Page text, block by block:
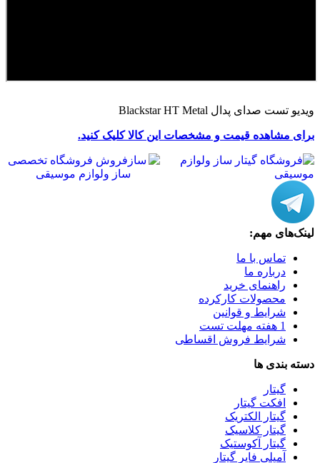
ویدیو تست صدای پدال Blackstar HT Metal
برای مشاهده قیمت و مشخصات این کالا کلیک کنید.
لینک‌های مهم:
تماس با ما
درباره ما
راهنمای خرید
محصولات کارکرده
شرایط و قوانین
1 هفته مهلت تست
شرایط فروش اقساطی
دسته بندی ها
گیتار
افکت گیتار
گیتار الکتریک
گیتار کلاسیک
گیتار آکوستیک
آمپلی فایر گیتار